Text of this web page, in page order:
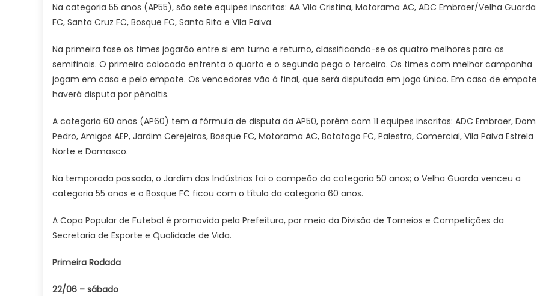
Na categoria 55 anos (AP55), são sete equipes inscritas: AA Vila Cristina, Motorama AC, ADC Embraer/Velha Guarda
FC, Santa Cruz FC, Bosque FC, Santa Rita e Vila Paiva.
Na primeira fase os times jogarão entre si em turno e returno, classificando-se os quatro melhores para as
semifinais. O primeiro colocado enfrenta o quarto e o segundo pega o terceiro. Os times com melhor campanha
jogam em casa e pelo empate. Os vencedores vão à final, que será disputada em jogo único. Em caso de empate
haverá disputa por pênaltis.
A categoria 60 anos (AP60) tem a fórmula de disputa da AP50, porém com 11 equipes inscritas: ADC Embraer, Dom
Pedro, Amigos AEP, Jardim Cerejeiras, Bosque FC, Motorama AC, Botafogo FC, Palestra, Comercial, Vila Paiva Estrela
Norte e Damasco.
Na temporada passada, o Jardim das Indústrias foi o campeão da categoria 50 anos; o Velha Guarda venceu a
categoria 55 anos e o Bosque FC ficou com o título da categoria 60 anos.
A Copa Popular de Futebol é promovida pela Prefeitura, por meio da Divisão de Torneios e Competições da
Secretaria de Esporte e Qualidade de Vida.
Primeira Rodada
22/06 – sábado